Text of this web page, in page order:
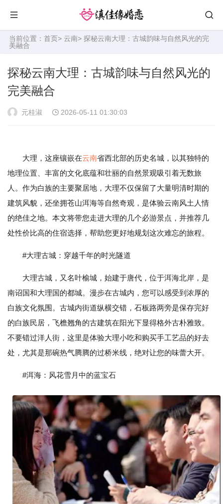
当前位置： 首页> 云南> 探秘云南大理：古城韵味与自然风光的完
美融合
探秘云南大理：古城韵味与自然风光的
完美融合
元桂淑 2026-05-11 01:30:03
大理，这座镶嵌在云南省西北部的历史名城，以其独特的
地理位置、丰富的文化底蕴和壮丽的自然景观吸引着无数旅
人。作为白族的主要聚居地，大理不仅保留了大量明清时期的
建筑风貌，还坐拥苍山洱海等自然奇观，是体验云南风土人情
的绝佳之地。本文将带您走进大理的几个必游景点，并推荐几
处性价比高的住宿选择，帮助您更好地规划这次难忘的旅程。
#大理古城：穿越千年的时光隧道
大理古城，又名叶榆城，始建于唐代，位于洱海北岸，是
南诏国和大理国的都城。漫步在古城内，您可以感受到浓厚的
白族文化氛围。古城内街道纵横交错，石板路两旁是保存完好
的白族民居，飞檐翘角的古建筑在阳光下显得格外古朴雅致。
不要错过洋人街，这里是体验大理小吃和购买手工艺品的好去
处，尤其是那碗热气腾腾的过桥米线，绝对让您的味蕾大开。
#洱海：风花雪月中的蓝宝石